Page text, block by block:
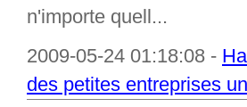
n'importe quell...
2009-05-24 01:18:08 -
des petites entreprises